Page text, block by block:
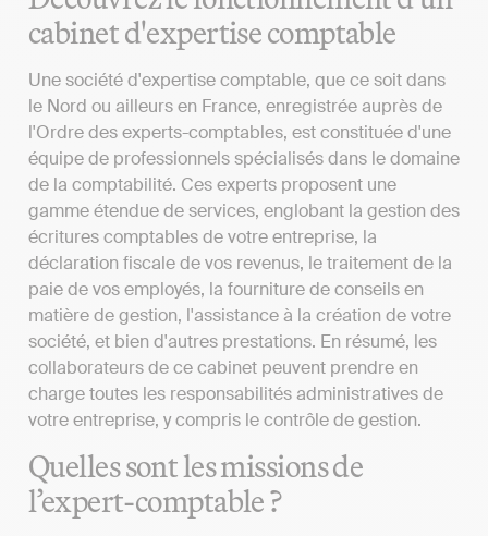
cabinet d'expertise comptable
Une société d'expertise comptable, que ce soit dans
le Nord ou ailleurs en France, enregistrée auprès de
l'Ordre des experts-comptables, est constituée d'une
équipe de professionnels spécialisés dans le domaine
de la comptabilité. Ces experts proposent une
gamme étendue de services, englobant la gestion des
écritures comptables de votre entreprise, la
déclaration fiscale de vos revenus, le traitement de la
paie de vos employés, la fourniture de conseils en
matière de gestion, l'assistance à la création de votre
société, et bien d'autres prestations. En résumé, les
collaborateurs de ce cabinet peuvent prendre en
charge toutes les responsabilités administratives de
votre entreprise, y compris le contrôle de gestion.
Quelles sont les missions de
l’expert-comptable ?